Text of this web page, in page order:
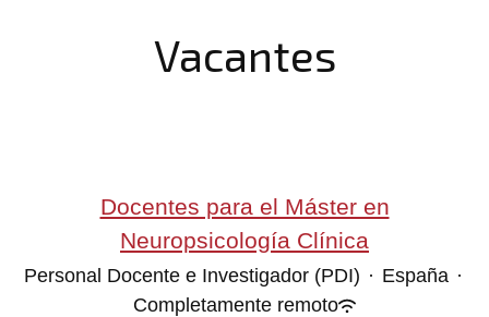
Vacantes
Docentes para el Máster en
Neuropsicología Clínica
Personal Docente e Investigador (PDI) · España ·
Completamente remoto